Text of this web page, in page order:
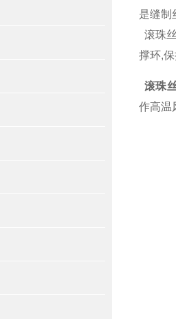
是缝制
滚珠
撑环,
滚珠
作高温